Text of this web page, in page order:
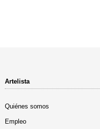
Artelista
Quiénes somos
Empleo